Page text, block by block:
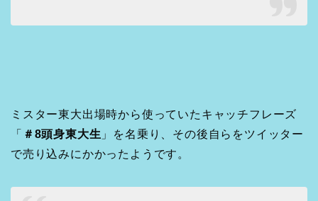
ミスター東大出場時から使っていたキャッチフレーズ
「 ＃8頭身東大生 」を名乗り、その後自らをツイッター
で売り込みにかかったようです。